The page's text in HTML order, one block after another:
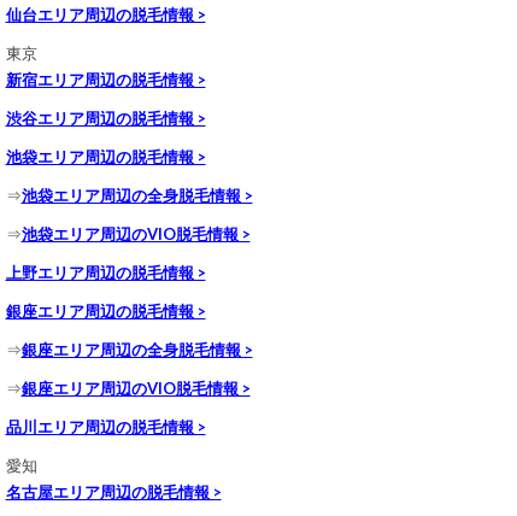
仙台エリア周辺の脱毛情報 >
東京
新宿エリア周辺の脱毛情報 >
渋谷エリア周辺の脱毛情報 >
池袋エリア周辺の脱毛情報 >
⇒池袋エリア周辺の全身脱毛情報 >
⇒池袋エリア周辺のVIO脱毛情報 >
上野エリア周辺の脱毛情報 >
銀座エリア周辺の脱毛情報 >
⇒銀座エリア周辺の全身脱毛情報 >
⇒銀座エリア周辺のVIO脱毛情報 >
品川エリア周辺の脱毛情報 >
愛知
名古屋エリア周辺の脱毛情報 >